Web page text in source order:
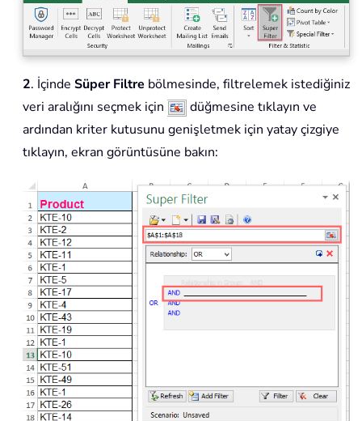
2. İçinde Süper Filtre bölmesinde, filtrelemek istediğiniz
veri aralığını seçmek için
düğmesine tıklayın ve
ardından kriter kutusunu genişletmek için yatay çizgiye
tıklayın, ekran görüntüsüne bakın: